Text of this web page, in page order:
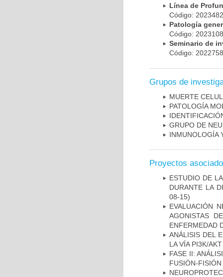
Línea de
Código:
Patología
Código:
Seminario de
Código:
Grupos de
MUERTE
PATOLOGÍA
GRUPO DE
INMUNOLOGÍA
Proyectos
ESTUDIO DE
DURANTE LA
08-15)
EVALUACIÓN
AGONISTAS
ENFERMEDAD
ANÁLISIS DEL
LA VÍA PI3K/
FASE II:
FUSIÓN-